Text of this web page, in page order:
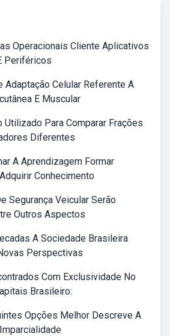
Operacionais Cliente Aplicativos
Periféricos
Adaptação Celular Referente A
E Muscular
Utilizado Para Comparar Frações
Diferentes
A Aprendizagem Formar
Conhecimento
Segurança Veicular Serão
Outros Aspectos
A Sociedade Brasileira
Perspectivas
Com Exclusividade No
Brasileiro:
Opções Melhor Descreve A